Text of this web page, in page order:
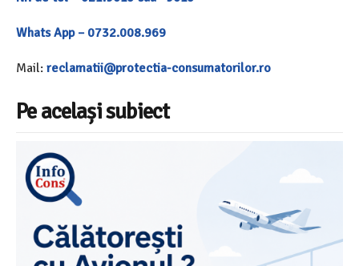
Whats App – 0732.008.969
Mail: reclamatii@protectia-consumatorilor.ro
Pe același subiect